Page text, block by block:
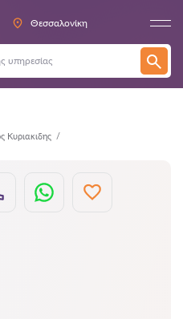
Θεσσαλονίκη
Κυριακιδης